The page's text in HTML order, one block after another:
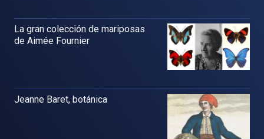
La gran colección de mariposas
de Aimée Fournier
Jeanne Baret, botánica